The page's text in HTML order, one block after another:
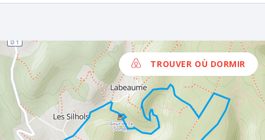
TROUVER OÙ DORMIR